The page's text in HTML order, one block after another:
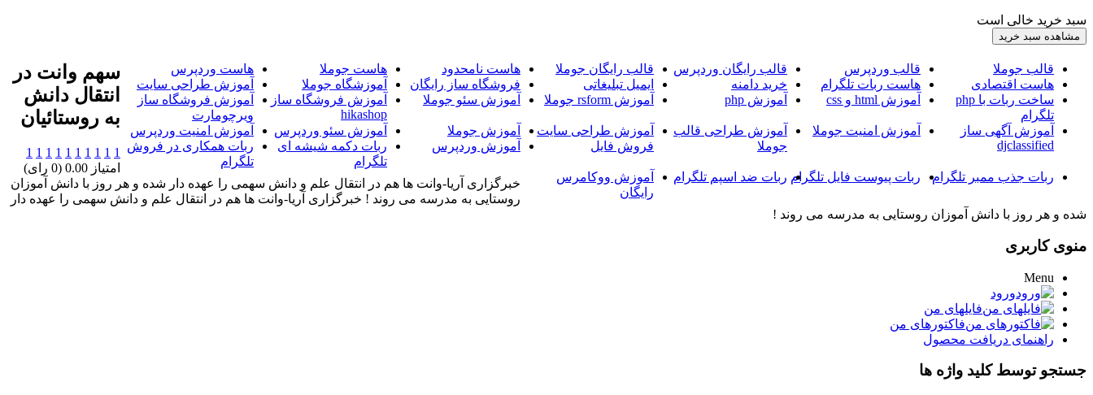
سبد خرید خالی است
قالب جوملا قالب وردپرس قالب رایگان وردپرس قالب رایگان جوملا هاست نامحدود هاست جوملا
هاست وردپرس
هاست اقتصادی
هاست ربات تلگرام خرید دامنه ایمیل تبلیغاتی فروشگاه ساز رایگان آموزشگاه جوملا
آموزش طراحی سایت
ساخت ربات با php
تلگرام
آموزش html و css آموزش php آموزش rsform جوملا آموزش سئو جوملا
آموزش فروشگاه ساز
hikashop
آموزش فروشگاه ساز
ویرچومارت
آموزش آگهی ساز
djclassified
آموزش امنیت جوملا
آموزش طراحی قالب
جوملا
آموزش طراحی سایت
فروش فایل
آموزش جوملا آموزش سئو وردپرس
آموزش امنیت وردپرس
آموزش وردپرس
ربات دکمه شیشه ای
تلگرام
ربات همکاری در فروش
تلگرام
ربات جذب ممبر تلگرام
ربات پیوست فایل تلگرام ربات ضد اسپم تلگرام
آموزش ووکامرس
رایگان
سهم وانت در
انتقال دانش
به روستائيان
1
1
1
1
1
1
1
1
1
1
امتیاز 0.00 (0 رای)
خبرگزاری آریا-وانت ها هم در انتقال علم و دانش سهمی را عهده دار شده و هر روز با دانش آموزان
روستایی به مدرسه می روند ! خبرگزاری آریا-وانت ها هم در انتقال علم و دانش سهمی را عهده دار
شده و هر روز با دانش آموزان روستایی به مدرسه می روند !
منوی کاربری
Menu
ورود
فایلهای من
فاکتورهای من
راهنمای دریافت محصول
جستجو توسط کلید واژه ها